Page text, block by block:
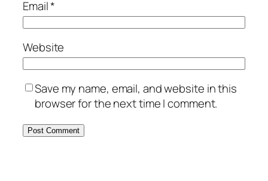
Email*
Website
Save my name, email, and website in this
browser for the next time I comment.